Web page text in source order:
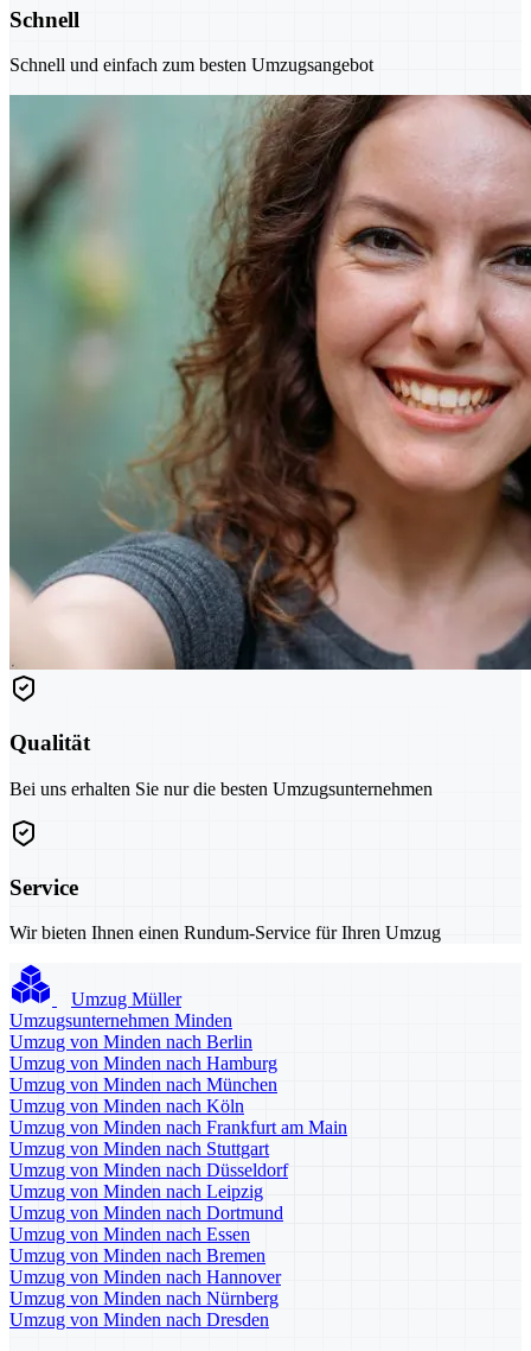
Schnell
Schnell und einfach zum besten Umzugsangebot
Qualität
Bei uns erhalten Sie nur die besten Umzugsunternehmen
Service
Wir bieten Ihnen einen Rundum-Service für Ihren Umzug
Umzug Müller
Umzugsunternehmen Minden
Umzug von Minden nach Berlin
Umzug von Minden nach Hamburg
Umzug von Minden nach München
Umzug von Minden nach Köln
Umzug von Minden nach Frankfurt am Main
Umzug von Minden nach Stuttgart
Umzug von Minden nach Düsseldorf
Umzug von Minden nach Leipzig
Umzug von Minden nach Dortmund
Umzug von Minden nach Essen
Umzug von Minden nach Bremen
Umzug von Minden nach Hannover
Umzug von Minden nach Nürnberg
Umzug von Minden nach Dresden